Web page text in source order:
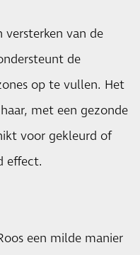
van de
de
op te vullen. Het
met een gezonde
voor gekleurd of
effect.
een milde manier